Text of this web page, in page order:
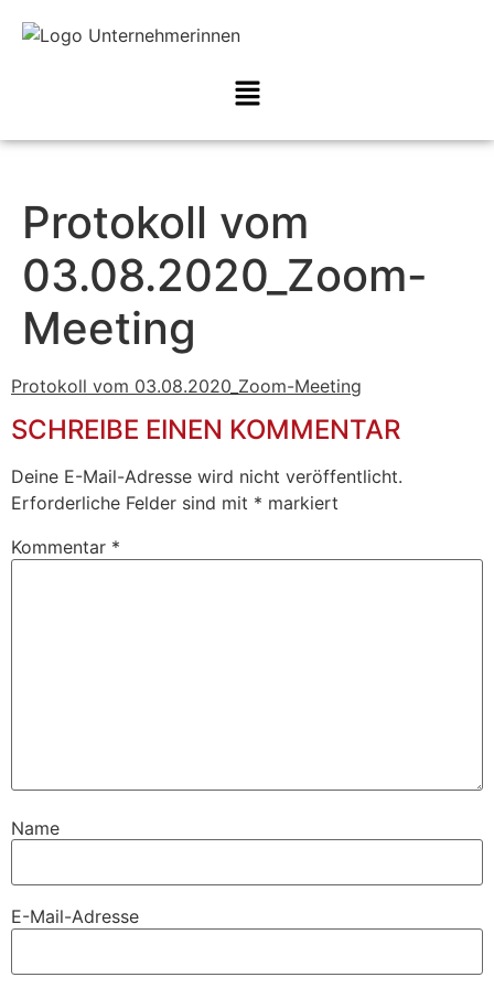
Protokoll vom
03.08.2020_Zoom-
Meeting
Protokoll vom 03.08.2020_Zoom-Meeting
SCHREIBE EINEN KOMMENTAR
Deine E-Mail-Adresse wird nicht veröffentlicht.
Erforderliche Felder sind mit * markiert
Kommentar *
Name
E-Mail-Adresse